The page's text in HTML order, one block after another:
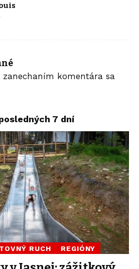
zanechaním komentára sa
7 dní
RUCH REGIÓNY